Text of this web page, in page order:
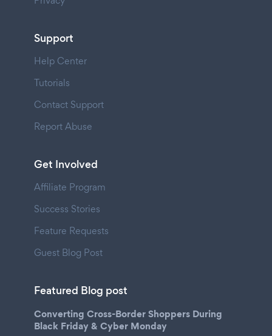
Support
Help Center
Tutorials
Contact Support
Report Abuse
Get Involved
Affiliate Program
Success Stories
Feature Requests
Guest Blog Post
Featured Blog post
Converting Cross-Border Shoppers During
Black Friday & Cyber Monday